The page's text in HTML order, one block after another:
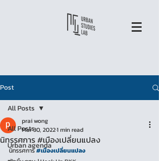
Post
All Posts
Urban agenda
All Posts
นิทรรศการ #เมืองเปลี่ยนแปลง
prai wong
Mar 30, 20221 min read
นิทรรศการ #เมืองเปลี่ยนแปลง